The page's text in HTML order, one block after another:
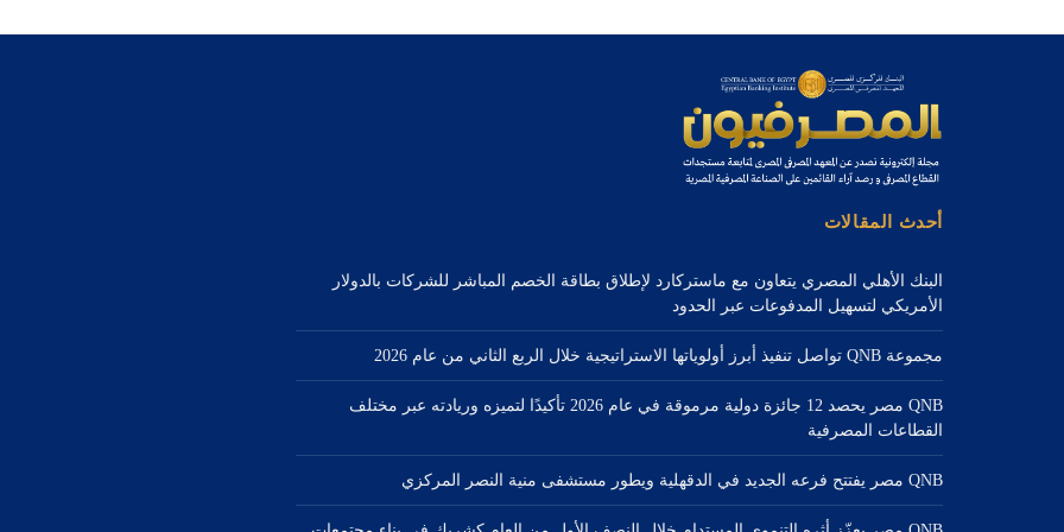
أحدث المقالات
البنك الأهلي المصري يتعاون مع ماستركارد لإطلاق بطاقة الخصم المباشر للشركات بالدولار
الأمريكي لتسهيل المدفوعات عبر الحدود
مجموعة QNB تواصل تنفيذ أبرز أولوياتها الاستراتيجية خلال الربع الثاني من عام 2026
QNB مصر يحصد 12 جائزة دولية مرموقة في عام 2026 تأكيدًا لتميزه وريادته عبر مختلف
القطاعات المصرفية
QNB مصر يفتتح فرعه الجديد في الدقهلية ويطور مستشفى منية النصر المركزي